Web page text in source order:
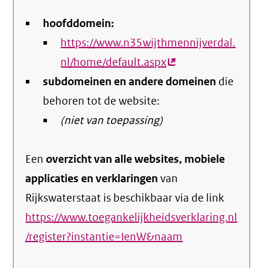
hoofddomein:
https://www.n35wijthmennijverdal.
nl/home/default.aspx(externe
link)
subdomeinen en andere domeinen die
behoren tot de website:
(niet van toepassing)
Eenoverzicht van alle websites, mobiele
applicaties en verklaringen van
Rijkswaterstaat is beschikbaar via de link
https://www.toegankelijkheidsverklaring.nl
/register?instantie=IenW&naam